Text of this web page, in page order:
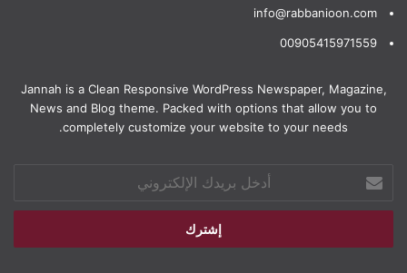
info@rabbanioon.com
00905415971559
Jannah is a Clean Responsive WordPress Newspaper, Magazine,
News and Blog theme. Packed with options that allow you to
completely customize your website to your needs.
أدخل
بريدك
الإلكتروني